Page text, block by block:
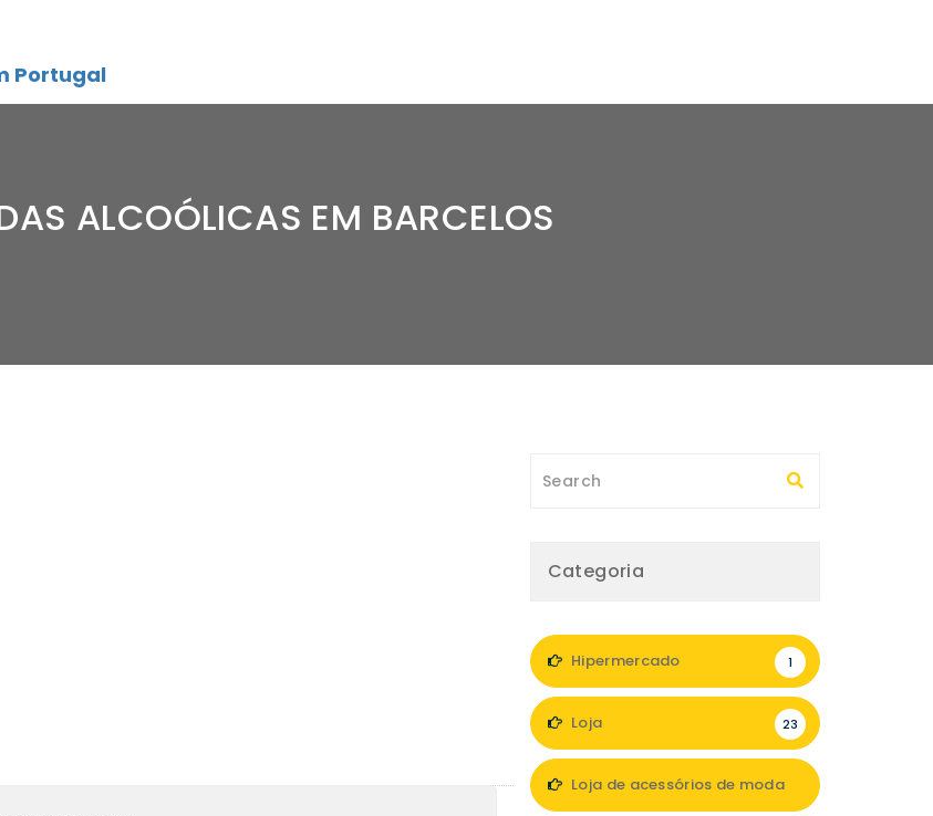
Portugal
ALCOÓLICAS EM BARCELOS
Categoria
Hipermercado 1
Loja 23
Loja de acessórios de moda